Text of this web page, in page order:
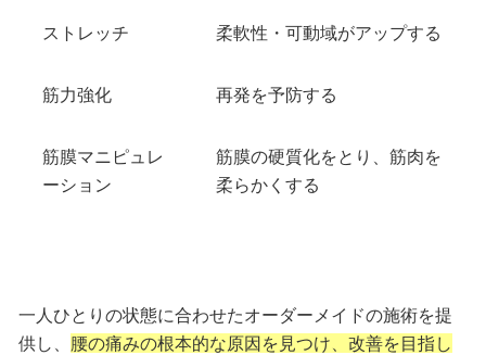
ストレッチ 柔軟性・可動域がアップする
筋力強化 再発を予防する
筋膜マニピュレ
ーション
筋膜の硬質化をとり、筋肉を
柔らかくする
一人ひとりの状態に合わせたオーダーメイドの施術を提
供し、 腰の痛みの根本的な原因を見つけ、改善を目指し